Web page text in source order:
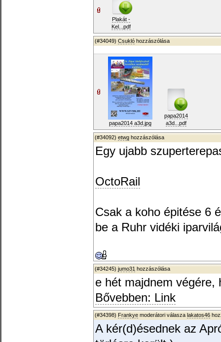
Plakát -
Kel...pdf
(#34049) Csukló hozzászólása
papa2014 a3d.jpg
papa2014
a3d...pdf
(#34092) etwg hozzászólása
Egy ujabb
OctoRail
Csak a koho épitése 6
be a Ruhr vidéki
(#34245) jumo31 hozzászólása
e hét majdnem
Bővebben: Link
(#34398) Frankye moderátori válasza lakatos46
A kér(d)ésednek az